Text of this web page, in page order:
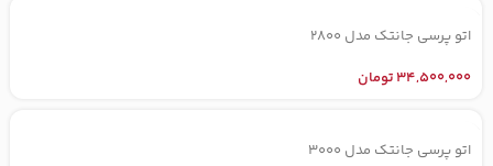
اتو پرسی جانتک مدل 2800
34,500,000تومان
اتو پرسی جانتک مدل 3000